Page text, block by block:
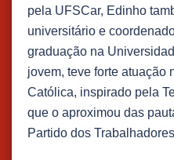
pela UFSCar, Edinho
universitário e
graduação na
jovem, teve forte atuação
Católica, inspirado pela
que o aproximou das
Partido dos